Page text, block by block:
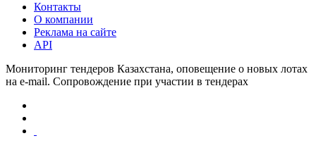
Контакты
О компании
Реклама на сайте
API
Мониторинг тендеров Казахстана, оповещение о новых лотах
на e-mail. Сопровождение при участии в тендерах